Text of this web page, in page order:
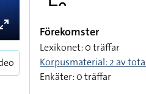
Enter
fullscreen
Förekomster
Lexikonet: 0 träffar
Korpusmaterial: 2 av
Enkäter: 0 träffar